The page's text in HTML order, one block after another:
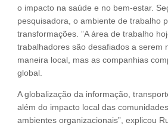
o impacto na saúde e no bem-estar.
pesquisadora, o ambiente de trabalho
transformações. ”A área de trabalho
trabalhadores são desafiados a serem
maneira local, mas as companhias
global.
A globalização da informação,
além do impacto local das
ambientes organizacionais”, explicou